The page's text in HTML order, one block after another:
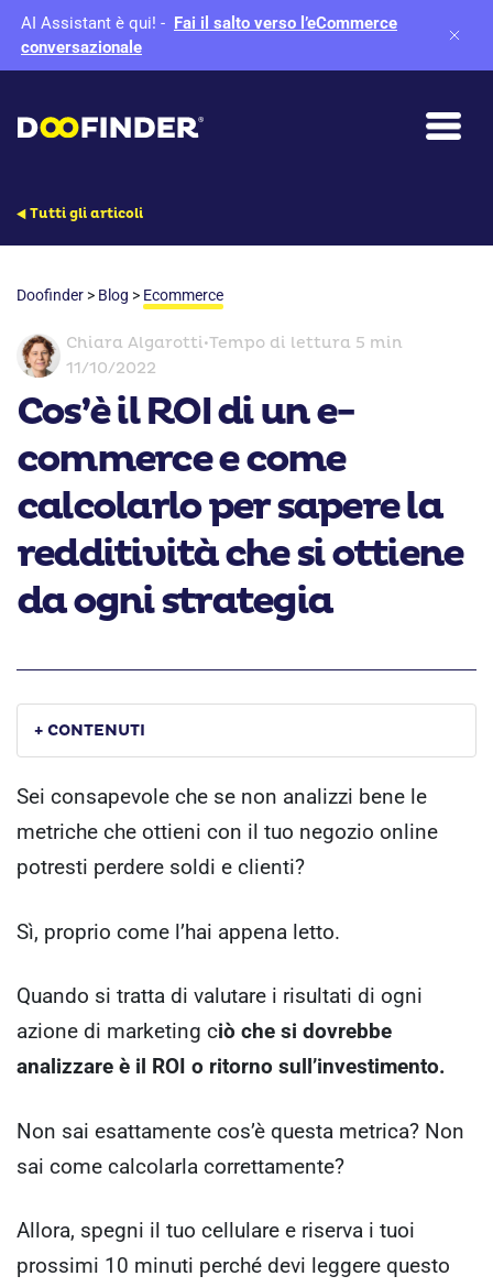
AI Assistant è qui! - Fai il salto verso l’eCommerce
conversazionale
Tutti gli articoli
Doofinder > Blog > Ecommerce
Chiara Algarotti•Tempo di lettura 5 min
11/10/2022
Cos’è il ROI di un e-
commerce e come
calcolarlo per sapere la
redditività che si ottiene
da ogni strategia
+ CONTENUTI
Sei consapevole che se non analizzi bene le
metriche che ottieni con il tuo negozio online
potresti perdere soldi e clienti?
Sì, proprio come l’hai appena letto.
Quando si tratta di valutare i risultati di ogni
azione di marketing ciò che si dovrebbe
analizzare è il ROI o ritorno sull’investimento.
Non sai esattamente cos’è questa metrica? Non
sai come calcolarla correttamente?
Allora, spegni il tuo cellulare e riserva i tuoi
prossimi 10 minuti perché devi leggere questo